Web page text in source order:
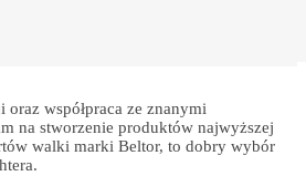
współpraca ze znanymi
na stworzenie produktów najwyższej
walki marki Beltor, to dobry wybór